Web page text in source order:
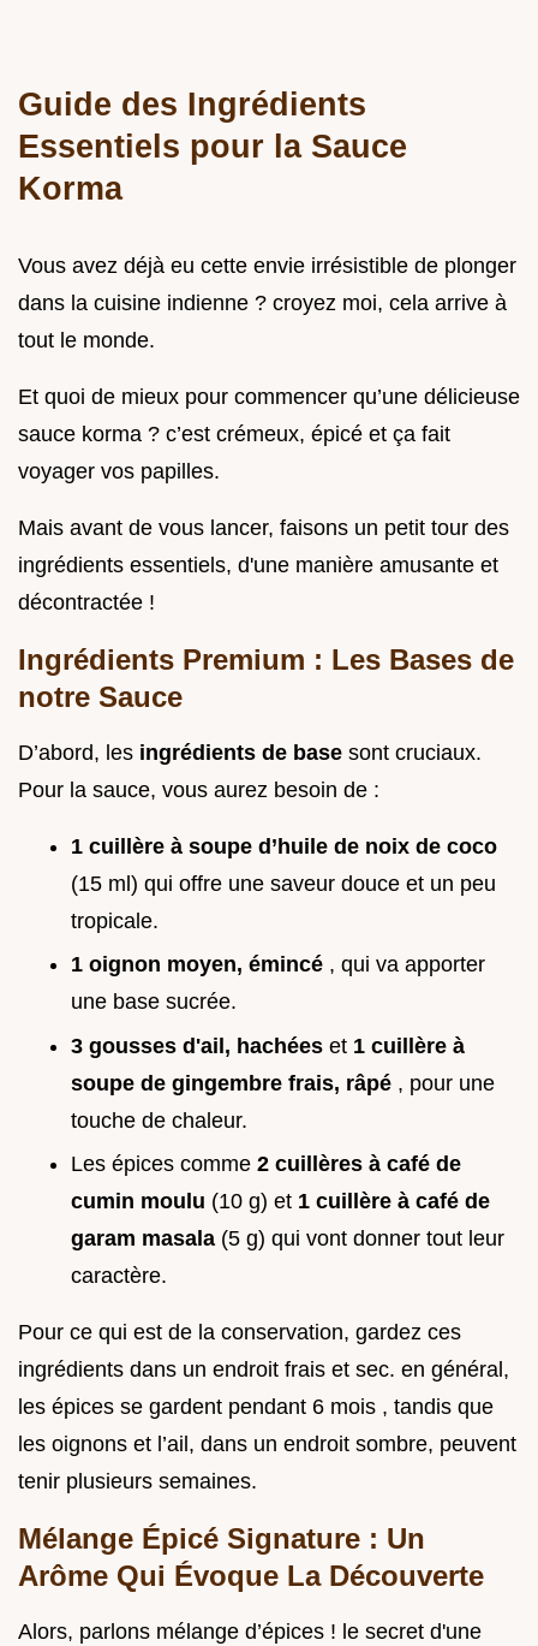
Guide des Ingrédients
Essentiels pour la Sauce
Korma
Vous avez déjà eu cette envie irrésistible de plonger
dans la cuisine indienne ? croyez moi, cela arrive à
tout le monde.
Et quoi de mieux pour commencer qu’une délicieuse
sauce korma ? c’est crémeux, épicé et ça fait
voyager vos papilles.
Mais avant de vous lancer, faisons un petit tour des
ingrédients essentiels, d'une manière amusante et
décontractée !
Ingrédients Premium : Les Bases de
notre Sauce
D’abord, les ingrédients de base sont cruciaux.
Pour la sauce, vous aurez besoin de :
1 cuillère à soupe d’huile de noix de coco
(15 ml) qui offre une saveur douce et un peu
tropicale.
1 oignon moyen, émincé , qui va apporter
une base sucrée.
3 gousses d'ail, hachées et 1 cuillère à
soupe de gingembre frais, râpé , pour une
touche de chaleur.
Les épices comme 2 cuillères à café de
cumin moulu (10 g) et 1 cuillère à café de
garam masala (5 g) qui vont donner tout leur
caractère.
Pour ce qui est de la conservation, gardez ces
ingrédients dans un endroit frais et sec. en général,
les épices se gardent pendant 6 mois , tandis que
les oignons et l’ail, dans un endroit sombre, peuvent
tenir plusieurs semaines.
Mélange Épicé Signature : Un
Arôme Qui Évoque La Découverte
Alors, parlons mélange d’épices ! le secret d'une